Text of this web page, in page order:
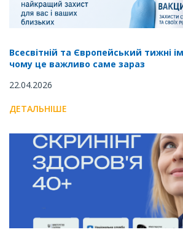
Всесвітній та Європейський тижні
чому це важливо саме зараз
22.04.2026
ДЕТАЛЬНІШЕ